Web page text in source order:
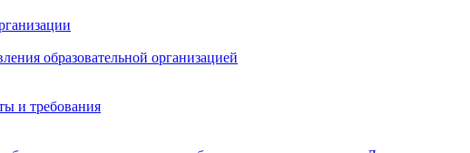
образовательной организацией
и требования